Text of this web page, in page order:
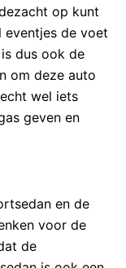
op kunt
eventjes de voet
dus ook de
om deze auto
wel iets
geven en
en de
voor de
de